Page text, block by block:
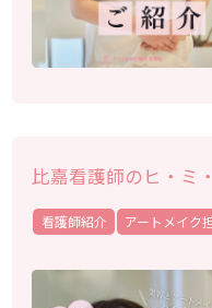
比嘉看護師のヒ・ミ
看護師紹介 アートメイク